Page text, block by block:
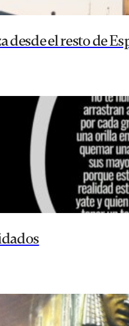
desde el resto de